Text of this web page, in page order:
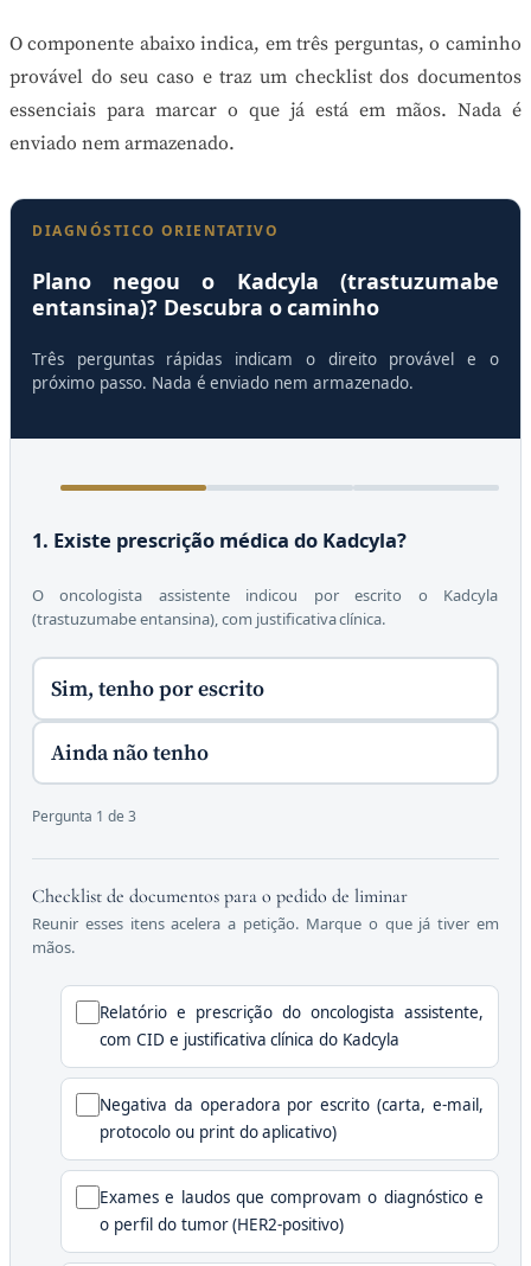
O componente abaixo indica, em três perguntas, o caminho
provável do seu caso e traz um checklist dos documentos
essenciais para marcar o que já está em mãos. Nada é
enviado nem armazenado.
DIAGNÓSTICO ORIENTATIVO
Plano negou o Kadcyla (trastuzumabe
entansina)? Descubra o caminho
Três perguntas rápidas indicam o direito provável e o
próximo passo. Nada é enviado nem armazenado.
1. Existe prescrição médica do Kadcyla?
O oncologista assistente indicou por escrito o Kadcyla
(trastuzumabe entansina), com justificativa clínica.
Sim, tenho por escrito
Ainda não tenho
Pergunta 1 de 3
Checklist de documentos para o pedido de liminar
Reunir esses itens acelera a petição. Marque o que já tiver em
mãos.
Relatório e prescrição do oncologista assistente,
com CID e justificativa clínica do Kadcyla
Negativa da operadora por escrito (carta, e-mail,
protocolo ou print do aplicativo)
Exames e laudos que comprovam o diagnóstico e
o perfil do tumor (HER2-positivo)